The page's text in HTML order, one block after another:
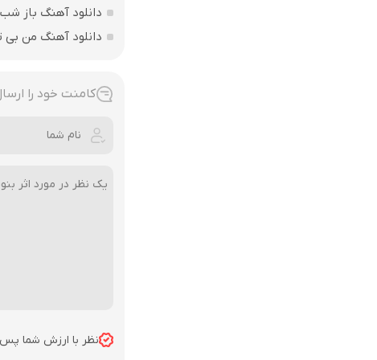
دانلود آهنگ باز
دانلود آهنگ من بی
کامنت خود را
نظر با ارزش شما پس